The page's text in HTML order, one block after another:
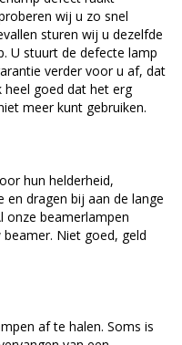
wij u zo snel
sturen wij u dezelfde
U stuurt de defecte lamp
verder voor u af, dat
heel goed dat het erg
meer kunt gebruiken.
hun helderheid,
en dragen bij aan de lange
onze beamerlampen
Niet goed, geld
af te halen. Soms is